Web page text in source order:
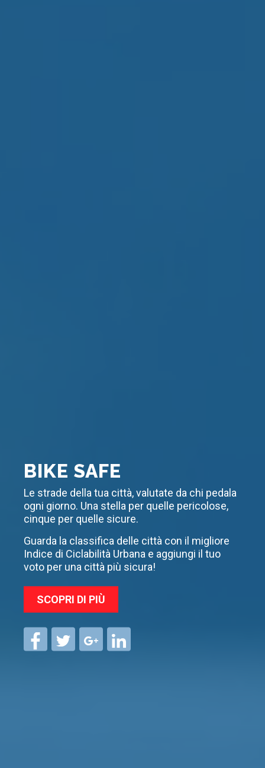
BIKE SAFE
Le strade della tua città, valutate da chi pedala
ogni giorno. Una stella per quelle pericolose,
cinque per quelle sicure.
Guarda la classifica delle città con il migliore
Indice di Ciclabilità Urbana e aggiungi il tuo
voto per una città più sicura!
SCOPRI DI PIÙ